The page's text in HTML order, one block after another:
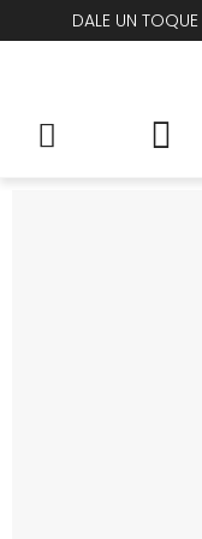
DALE UN